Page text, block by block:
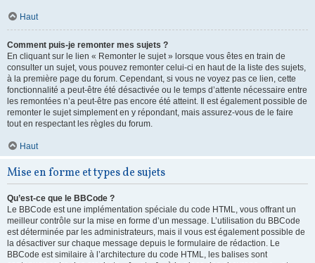
Haut
Comment puis-je remonter mes sujets ?
En cliquant sur le lien « Remonter le sujet » lorsque vous êtes en train de
consulter un sujet, vous pouvez remonter celui-ci en haut de la liste des sujets,
à la première page du forum. Cependant, si vous ne voyez pas ce lien, cette
fonctionnalité a peut-être été désactivée ou le temps d’attente nécessaire entre
les remontées n’a peut-être pas encore été atteint. Il est également possible de
remonter le sujet simplement en y répondant, mais assurez-vous de le faire
tout en respectant les règles du forum.
Haut
Mise en forme et types de sujets
Qu’est-ce que le BBCode ?
Le BBCode est une implémentation spéciale du code HTML, vous offrant un
meilleur contrôle sur la mise en forme d’un message. L’utilisation du BBCode
est déterminée par les administrateurs, mais il vous est également possible de
la désactiver sur chaque message depuis le formulaire de rédaction. Le
BBCode est similaire à l’architecture du code HTML, les balises sont